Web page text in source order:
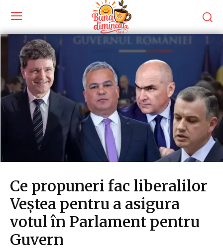
Ce propuneri fac liberalilor
Veștea pentru a asigura
votul în Parlament pentru
Guvern